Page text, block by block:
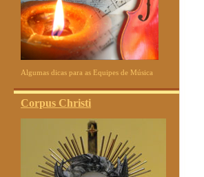
Algumas dicas para as Equipes de Música
Corpus Christi